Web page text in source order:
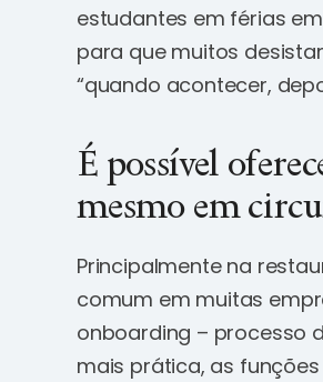
estudantes em férias
para que muitos
“quando acontecer,
É possível
mesmo em
Principalmente na
comum em muitas
onboarding – processo
mais prática, as